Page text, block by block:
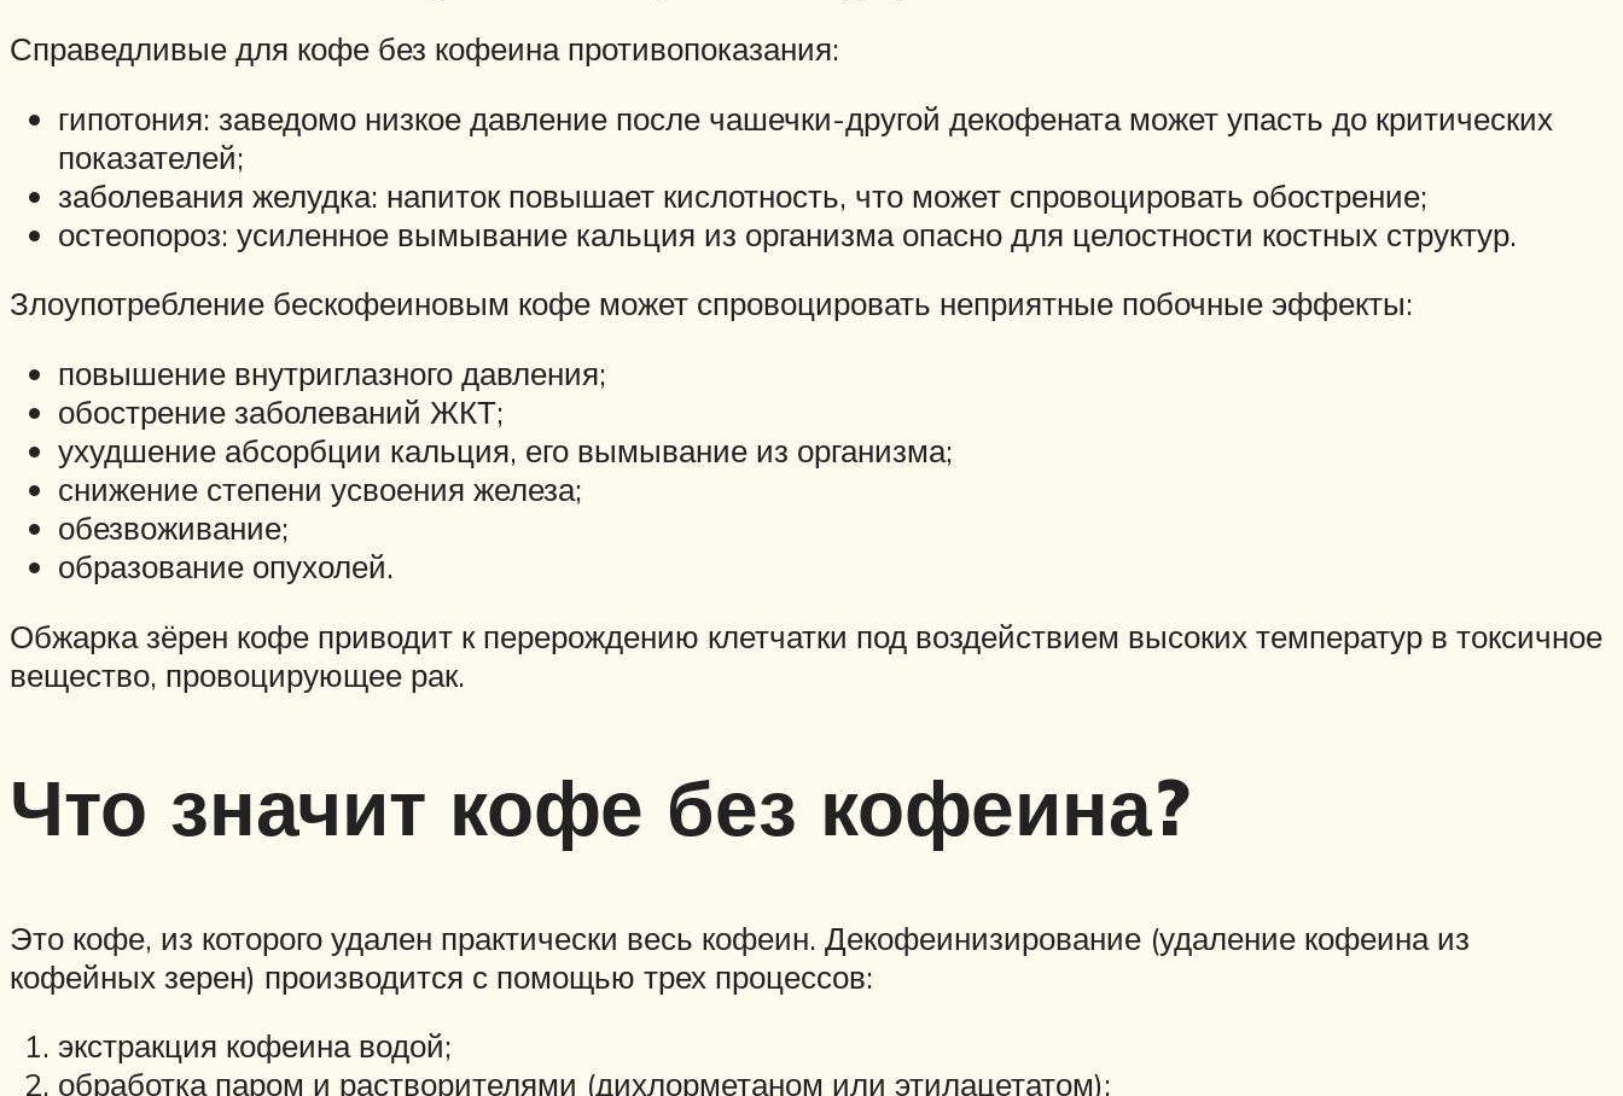
Справедливые для кофе без кофеина противопоказания:
гипотония: заведомо низкое давление после чашечки-другой декофената может упасть до критических
показателей;
заболевания желудка: напиток повышает кислотность, что может спровоцировать обострение;
остеопороз: усиленное вымывание кальция из организма опасно для целостности костных структур.
Злоупотребление бескофеиновым кофе может спровоцировать неприятные побочные эффекты:
повышение внутриглазного давления;
обострение заболеваний ЖКТ;
ухудшение абсорбции кальция, его вымывание из организма;
снижение степени усвоения железа;
обезвоживание;
образование опухолей.
Обжарка зёрен кофе приводит к перерождению клетчатки под воздействием высоких температур в токсичное
вещество, провоцирующее рак.
Что значит кофе без кофеина?
Это кофе, из которого удален практически весь кофеин. Декофеинизирование (удаление кофеина из
кофейных зерен) производится с помощью трех процессов:
экстракция кофеина водой;
обработка паром и растворителями (дихлорметаном или этилацетатом);